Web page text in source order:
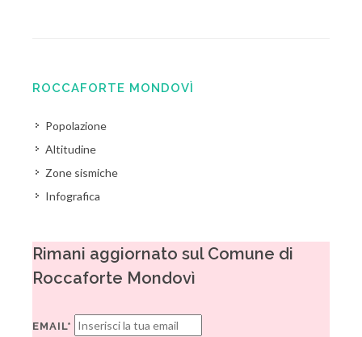
ROCCAFORTE MONDOVÌ
Popolazione
Altitudine
Zone sismiche
Infografica
Rimani aggiornato sul Comune di
Roccaforte Mondovì
EMAIL*